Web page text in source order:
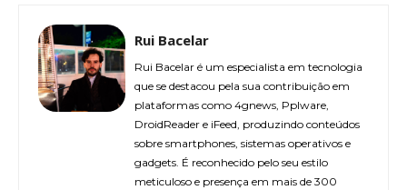
Rui Bacelar
Rui Bacelar é um especialista em tecnologia
que se destacou pela sua contribuição em
plataformas como 4gnews, Pplware,
DroidReader e iFeed, produzindo conteúdos
sobre smartphones, sistemas operativos e
gadgets. É reconhecido pelo seu estilo
meticuloso e presença em mais de 300